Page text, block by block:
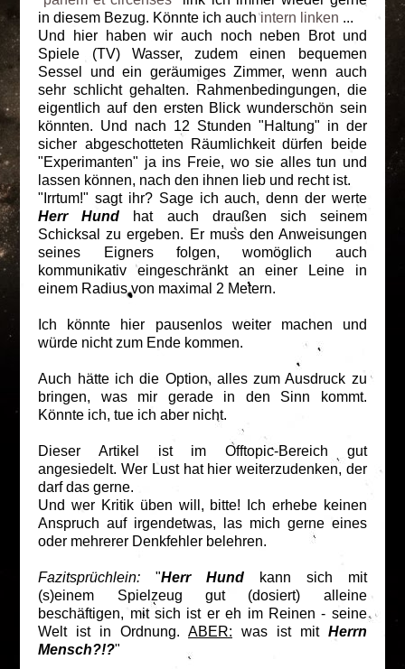
in diesem Bezug. Könnte ich auchintern linken ...
Und hier haben wir auch noch neben Brot und
Spiele (TV) Wasser, zudem einen bequemen
Sessel und ein geräumiges Zimmer, wenn auch
sehr schlicht gehalten. Rahmenbedingungen, die
eigentlich auf den ersten Blick wunderschön sein
könnten. Und nach 12 Stunden "Haltung" in der
sicher abgeschotteten Räumlichkeit dürfen beide
"Experimanten" ja ins Freie, wo sie alles tun und
lassen können, nach den ihnen lieb und recht ist.
"Irrtum!" sagt ihr? Sage ich auch, denn der werte
Herr Hund hat auch draußen sich seinem
Schicksal zu ergeben. Er muss den Anweisungen
seines Eigners folgen, womöglich auch
kommunikativ eingeschränkt an einer Leine in
einem Radius von maximal 2 Metern.
Ich könnte hier pausenlos weiter machen und
würde nicht zum Ende kommen.
Auch hätte ich die Option, alles zum Ausdruck zu
bringen, was mir gerade in den Sinn kommt.
Könnte ich, tue ich aber nicht.
Dieser Artikel ist im Offtopic-Bereich gut
angesiedelt. Wer Lust hat hier weiterzudenken, der
darf das gerne.
Und wer Kritik üben will, bitte! Ich erhebe keinen
Anspruch auf irgendetwas, las mich gerne eines
oder mehrerer Denkfehler belehren.
Fazitsprüchlein: "Herr Hund kann sich mit
(s)einem Spielzeug gut (dosiert) alleine
beschäftigen, mit sich ist er eh im Reinen - seine
Welt ist in Ordnung. ABER: was ist mit Herrn
Mensch?!?"